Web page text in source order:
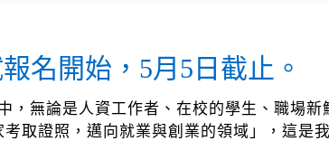
名開始，5月5日截止。
，無論是人資工作者、在校的學生、職場新
取證照，邁向就業與創業的領域」，這是